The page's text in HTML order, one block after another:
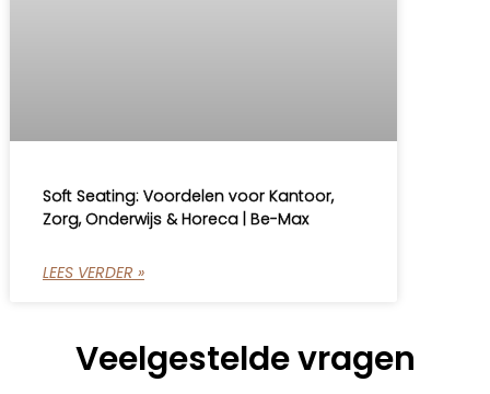
Soft Seating: Voordelen voor Kantoor,
Zorg, Onderwijs & Horeca | Be-Max
LEES VERDER »
Veelgestelde vragen